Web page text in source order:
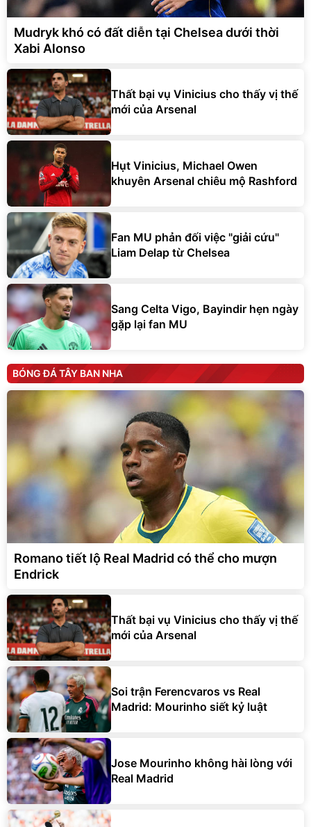
Mudryk khó có đất diễn tại Chelsea dưới thời
Xabi Alonso
Thất bại vụ Vinicius cho thấy vị thế
mới của Arsenal
Hụt Vinicius, Michael Owen
khuyên Arsenal chiêu mộ Rashford
Fan MU phản đối việc "giải cứu"
Liam Delap từ Chelsea
Sang Celta Vigo, Bayindir hẹn ngày
gặp lại fan MU
BÓNG ĐÁ TÂY BAN NHA
Romano tiết lộ Real Madrid có thể cho mượn
Endrick
Thất bại vụ Vinicius cho thấy vị thế
mới của Arsenal
Soi trận Ferencvaros vs Real
Madrid: Mourinho siết kỷ luật
Jose Mourinho không hài lòng với
Real Madrid